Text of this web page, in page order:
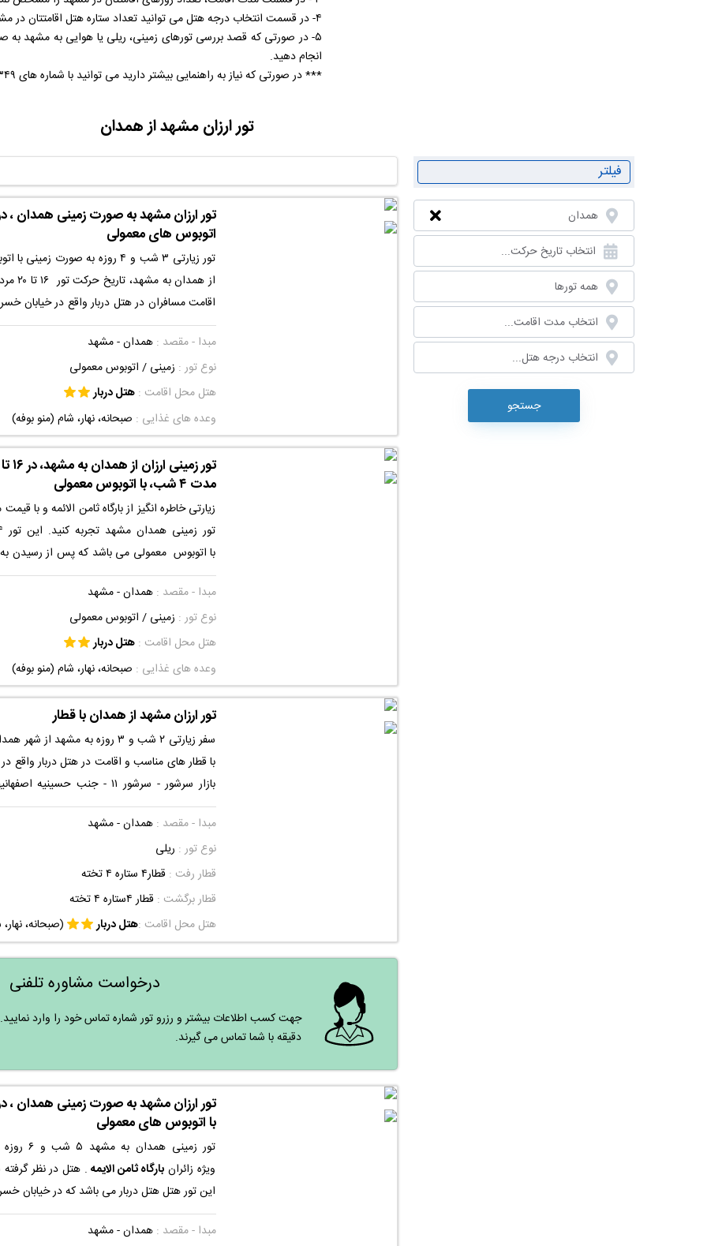
۴- در قسمت انتخاب درجه هتل می توانید تعداد ستاره هتل اقامتتان در مشهد را تعیین نمایید.
۵- در صورتی که قصد بررسی تورهای زمینی، ریلی یا هوایی به مشهد به
انجام دهید.
*** در صورتی که نیاز به راهنمایی بیشتر دارید می توانید با شماره های ۰۹۱۹۴۲۵۳۳۴۹ تماس حاصل نمایید.
تور ارزان مشهد از همدان
فیلتر
همدان
انتخاب تاریخ حرکت...
همه تورها
انتخاب مدت اقامت...
انتخاب درجه هتل...
جستجو
اتوبوس های معمولی
تور زیارتی ۳ شب و ۴ روزه به صورت
از همدان
اقامت مسافران در هتل دربار واقع در خیابان
- سرشور ۱۱ - جنب حسینیه اصفهانیها می باشد.
داشتن یک تور سیاحتی در کنار بارگاره مطهر
اقتصادی و مناسب برای شما خواهد بود . با
مشهد می توانید به صورت ویژه از خدمات استفاده
یک تور مسافرتی با قیمت مناسب، سفری ماندگار را
مبدا - مقصد : همدان - مشهد
نوع تور : زمینی / اتوبوس معمولی
هتل محل اقامت : هتل دربار
وعده های غذایی : صبحانه، نهار، شام (منو بوفه)
مدت ۴ شب، با اتوبوس معمولی
زیارتی خاطره انگیز از بارگاه ثامن الائمه و با
با اتوبوس معمولی می باشد که پس از رسیدن
دربار اقامت خواهید داشت. این هتل با
اصفهانیها واقع شده است و شما به راحتی و با
به صحن حرم مطهر امام رضا (ع) مشرف خواهید
بهشت رضوی سیراب خواهید شد. اقامتی دلنشین و
برای شما آرزومندیم.
مبدا - مقصد : همدان - مشهد
نوع تور : زمینی / اتوبوس معمولی
هتل محل اقامت : هتل دربار
وعده های غذایی : صبحانه، نهار، شام (منو بوفه)
تور ارزان مشهد از همدان با قطار
سفر زیارتی ۲ شب و ۳ روزه به مشهد
با قطار های مناسب و اقامت در هتل دربار واقع
بازار سرشور - سرشور ۱۱ - جنب
فراهم کردن شرایط مسافرتی آسان و خاطره انگیز
تجربه ای لذت بخش برای شما را دارد تا با
یک تور سیاحتی- زیارتی را تجربه کنید و از این
کافی را ببرید.
مبدا - مقصد : همدان - مشهد
نوع تور : ریلی
قطار رفت : قطار۴ ستاره ۴ تخته
قطار برگشت : قطار ۴ستاره ۴ تخته
هتل محل اقامت :هتل دربار (صبحانه،
درخواست مشاوره تلفنی
دقیقه با شما تماس می گیرند.
با اتوبوس های معمولی
تور زمینی
ویژه زائران بارگاه ثامن الایمه. هتل در نظر
این تور هتل هتل دربار می باشد که در خیابان
- سرشور ۱۱ - جنب حسینیه اصفهانیها واقع
به دلیل نزدیکی به سیستم حمل و نقل عمومی
مبدا - مقصد : همدان - مشهد